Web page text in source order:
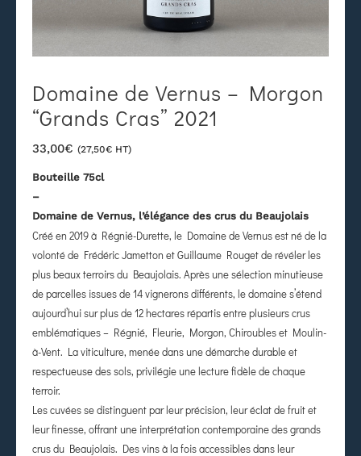
Domaine de Vernus – Morgon
“Grands Cras” 2021
33,00€ (27,50€ HT)
Bouteille 75cl
–
Domaine de Vernus, l’élégance des crus du Beaujolais
Créé en 2019 à Régnié-Durette, le Domaine de Vernus est né de la
volonté de Frédéric Jametton et Guillaume Rouget de révéler les
plus beaux terroirs du Beaujolais. Après une sélection minutieuse
de parcelles issues de 14 vignerons différents, le domaine s’étend
aujourd’hui sur plus de 12 hectares répartis entre plusieurs crus
emblématiques – Régnié, Fleurie, Morgon, Chiroubles et Moulin-
à-Vent. La viticulture, menée dans une démarche durable et
respectueuse des sols, privilégie une lecture fidèle de chaque
terroir.
Les cuvées se distinguent par leur précision, leur éclat de fruit et
leur finesse, offrant une interprétation contemporaine des grands
crus du Beaujolais. Des vins à la fois accessibles dans leur